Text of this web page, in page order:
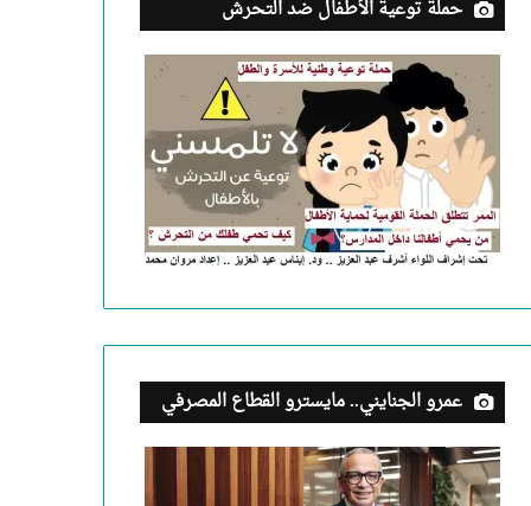
حملة توعية الأطفال ضد التحرش
عمرو الجنايني.. مايسترو القطاع المصرفي